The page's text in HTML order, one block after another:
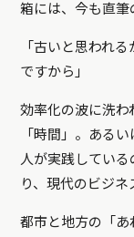
箱には、今も直筆
「古いと思われ
ですから」
効率化の波に洗わ
「時間」。ある
人が実践してい
り、現代のビジネ
都市と地方の「